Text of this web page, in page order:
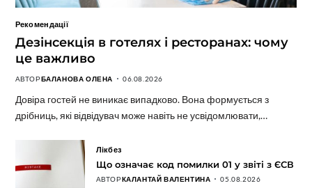
Рекомендації
Дезінсекція в готелях і ресторанах: чому
це важливо
АВТОРБАЛАНОВА ОЛЕНА 06.08.2026
Довіра гостей не виникає випадково. Вона формується з
дрібниць, які відвідувач може навіть не усвідомлювати,…
Лікбез
Що означає код помилки 01 у звіті з ЄСВ
АВТОРКАЛАНТАЙ ВАЛЕНТИНА 05.08.2026